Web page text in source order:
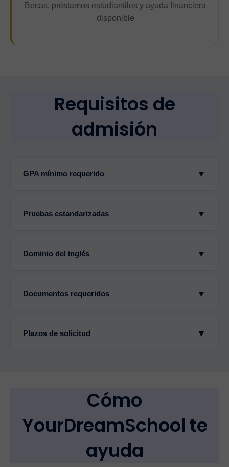
Becas, préstamos estudiantiles y ayuda financiera
disponible
Requisitos de
admisión
GPA mínimo requerido ▼
Pruebas estandarizadas ▼
Dominio del inglés ▼
Documentos requeridos ▼
Plazos de solicitud ▼
Cómo
YourDreamSchool te
ayuda